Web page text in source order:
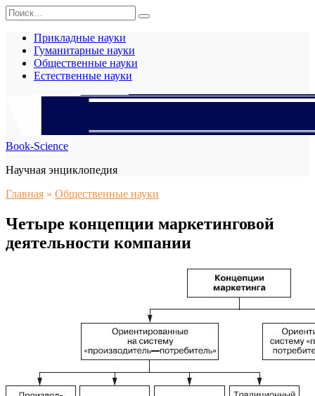
Перейти
к
содержанию
Search
for:
Прикладные науки
Гуманитарные науки
Общественные науки
Естественные науки
Book-Science
Научная энциклопедия
Главная » Общественные науки
Четыре концепции маркетинговой
деятельности компании